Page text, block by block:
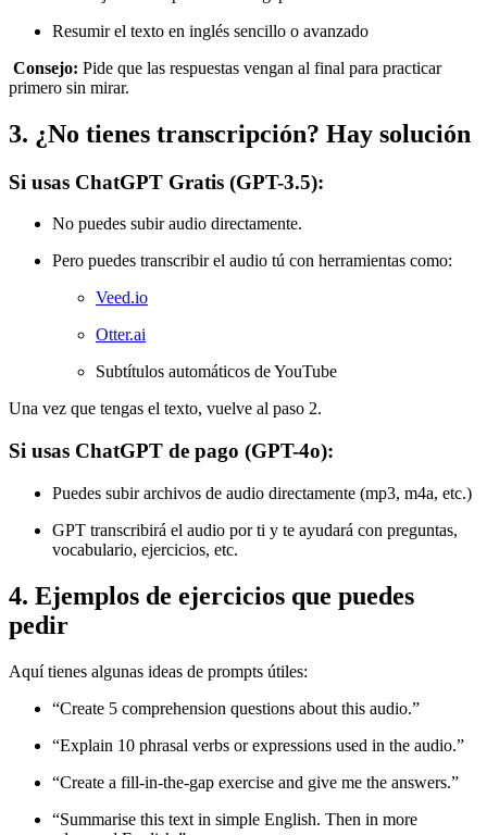
Resumir el texto en inglés sencillo o avanzado
Consejo: Pide que las respuestas vengan al final para practicar
primero sin mirar.
3. ¿No tienes transcripción? Hay solución
Si usas ChatGPT Gratis (GPT-3.5):
No puedes subir audio directamente.
Pero puedes transcribir el audio tú con herramientas como:
Veed.io
Otter.ai
Subtítulos automáticos de YouTube
Una vez que tengas el texto, vuelve al paso 2.
Si usas ChatGPT de pago (GPT-4o):
Puedes subir archivos de audio directamente (mp3, m4a, etc.)
GPT transcribirá el audio por ti y te ayudará con preguntas,
vocabulario, ejercicios, etc.
4. Ejemplos de ejercicios que puedes
pedir
Aquí tienes algunas ideas de prompts útiles:
“Create 5 comprehension questions about this audio.”
“Explain 10 phrasal verbs or expressions used in the audio.”
“Create a fill-in-the-gap exercise and give me the answers.”
“Summarise this text in simple English. Then in more